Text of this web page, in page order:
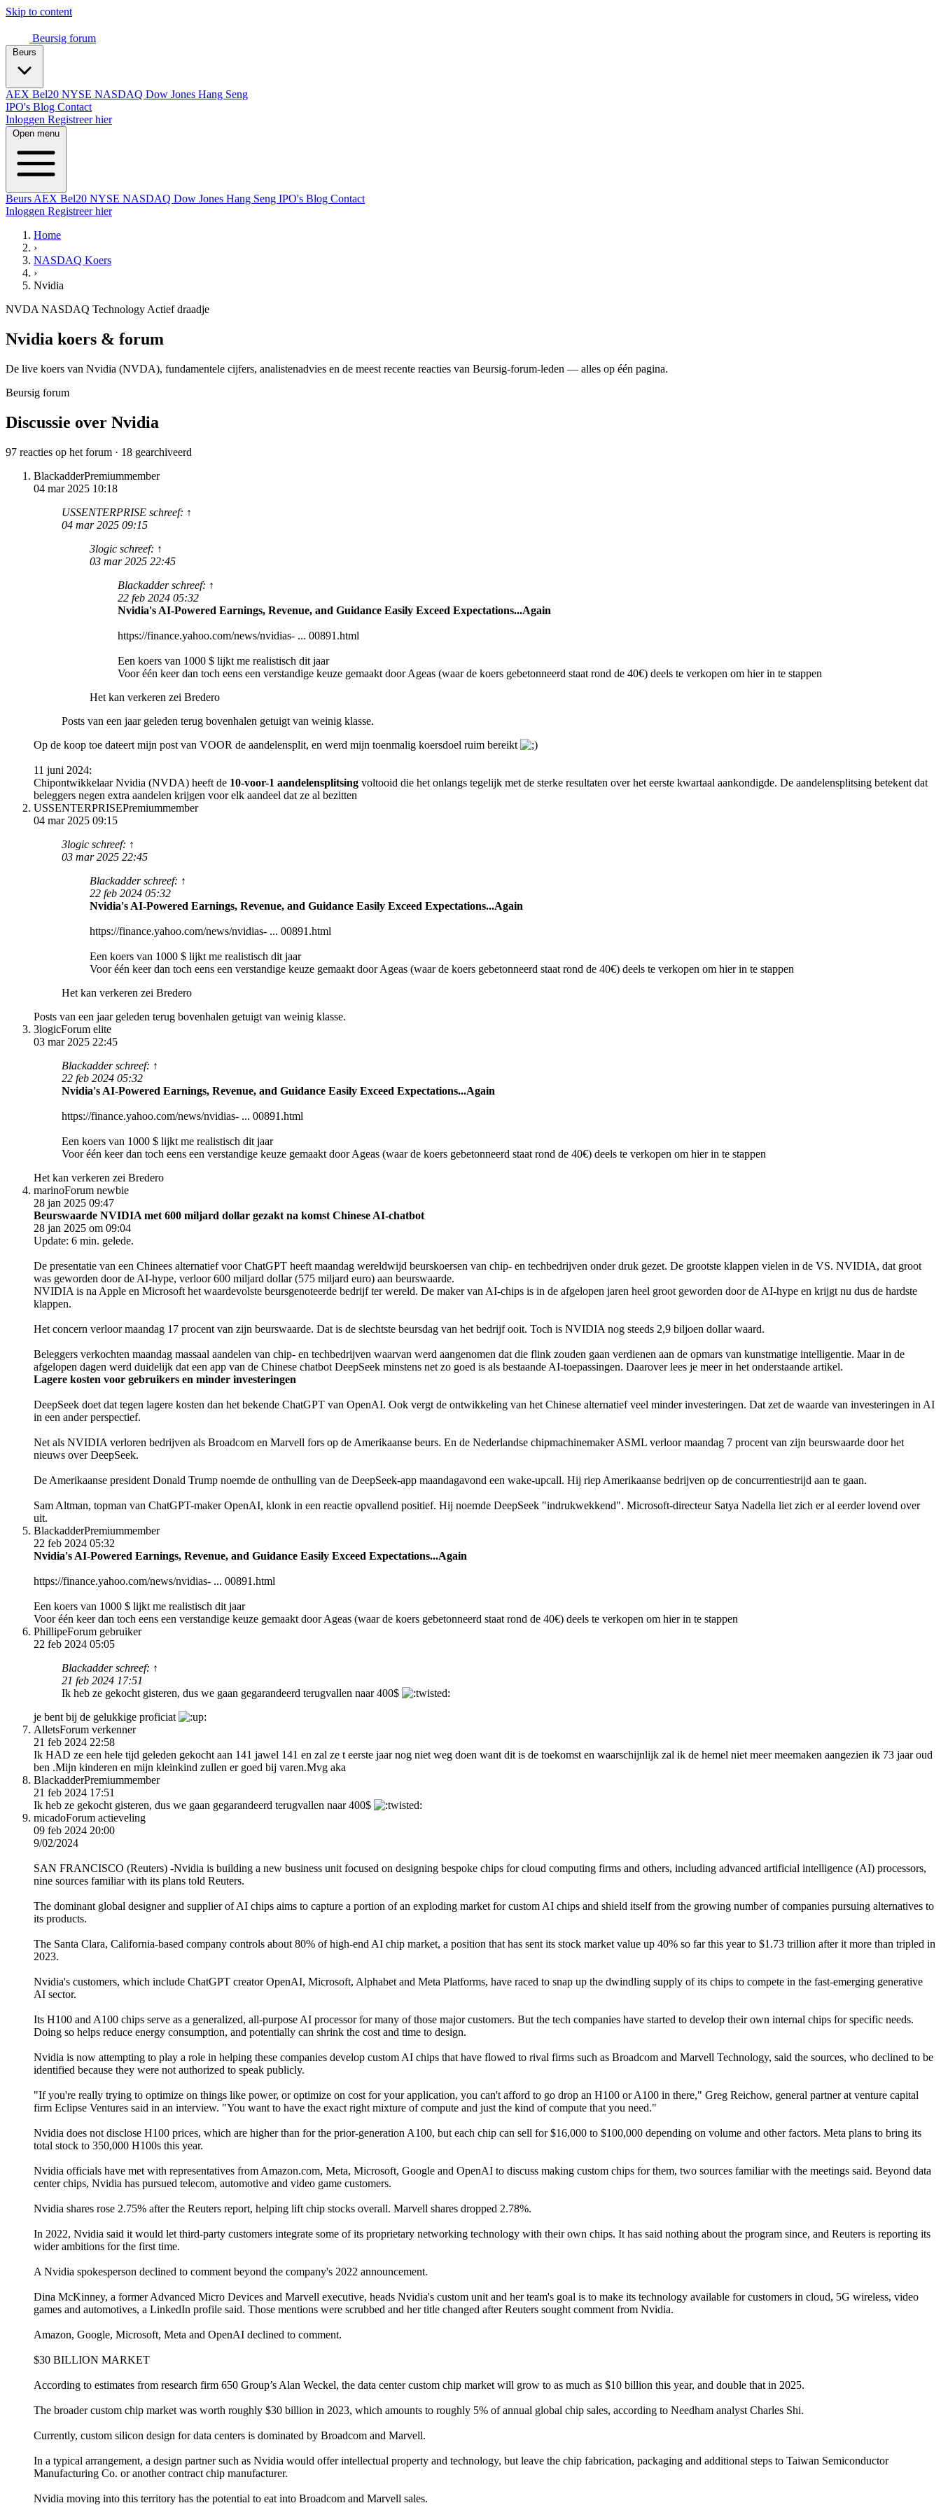
Skip to content
Beursig forum
AEX Bel20 NYSE NASDAQ Dow Jones Hang Seng
IPO's Blog Contact
Inloggen Registreer hier
Open menu
Beurs AEX Bel20 NYSE NASDAQ Dow Jones Hang Seng IPO's Blog Contact
Inloggen Registreer hier
Home
›
NASDAQ Koers
›
Nvidia
NVDA NASDAQ Technology Actief draadje
Nvidia koers & forum
De live koers van Nvidia (NVDA), fundamentele cijfers, analisten­advies en de meest recente reacties van Beursig-forum-leden — alles op één pagina.
Beursig forum
Discussie over Nvidia
97 reacties op het forum · 18 gearchiveerd
BlackadderPremiummember
04 mar 2025 10:18
USSENTERPRISE schreef: ↑
04 mar 2025 09:15
3logic schreef: ↑
03 mar 2025 22:45
Blackadder schreef: ↑
22 feb 2024 05:32
Nvidia's AI-Powered Earnings, Revenue, and Guidance Easily Exceed Expectations...Again
https://finance.yahoo.com/news/nvidias- ... 00891.html
Een koers van 1000 $ lijkt me realistisch dit jaar
Voor één keer dan toch eens een verstandige keuze gemaakt door Ageas (waar de koers gebetonneerd staat rond de 40€) deels te verkopen om hier in te stappen
Het kan verkeren zei Bredero
Posts van een jaar geleden terug bovenhalen getuigt van weinig klasse.
Op de koop toe dateert mijn post van VOOR de aandelensplit, en werd mijn toenmalig koersdoel ruim bereikt
11 juni 2024:
Chipontwikkelaar Nvidia (NVDA) heeft de 10-voor-1 aandelensplitsing voltooid die het onlangs tegelijk met de sterke resultaten over het eerste kwartaal aankondigde. De aandelensplitsing betekent dat
beleggers negen extra aandelen krijgen voor elk aandeel dat ze al bezitten
USSENTERPRISEPremiummember
04 mar 2025 09:15
3logic schreef: ↑
03 mar 2025 22:45
Blackadder schreef: ↑
22 feb 2024 05:32
Nvidia's AI-Powered Earnings, Revenue, and Guidance Easily Exceed Expectations...Again
https://finance.yahoo.com/news/nvidias- ... 00891.html
Een koers van 1000 $ lijkt me realistisch dit jaar
Voor één keer dan toch eens een verstandige keuze gemaakt door Ageas (waar de koers gebetonneerd staat rond de 40€) deels te verkopen om hier in te stappen
Het kan verkeren zei Bredero
Posts van een jaar geleden terug bovenhalen getuigt van weinig klasse.
3logicForum elite
03 mar 2025 22:45
Blackadder schreef: ↑
22 feb 2024 05:32
Nvidia's AI-Powered Earnings, Revenue, and Guidance Easily Exceed Expectations...Again
https://finance.yahoo.com/news/nvidias- ... 00891.html
Een koers van 1000 $ lijkt me realistisch dit jaar
Voor één keer dan toch eens een verstandige keuze gemaakt door Ageas (waar de koers gebetonneerd staat rond de 40€) deels te verkopen om hier in te stappen
Het kan verkeren zei Bredero
marinoForum newbie
28 jan 2025 09:47
Beurswaarde NVIDIA met 600 miljard dollar gezakt na komst Chinese AI-chatbot
28 jan 2025 om 09:04
Update: 6 min. gelede.
De presentatie van een Chinees alternatief voor ChatGPT heeft maandag wereldwijd beurskoersen van chip- en techbedrijven onder druk gezet. De grootste klappen vielen in de VS. NVIDIA, dat groot
was geworden door de AI-hype, verloor 600 miljard dollar (575 miljard euro) aan beurswaarde.
NVIDIA is na Apple en Microsoft het waardevolste beursgenoteerde bedrijf ter wereld. De maker van AI-chips is in de afgelopen jaren heel groot geworden door de AI-hype en krijgt nu dus de hardste
klappen.
Het concern verloor maandag 17 procent van zijn beurswaarde. Dat is de slechtste beursdag van het bedrijf ooit. Toch is NVIDIA nog steeds 2,9 biljoen dollar waard.
Beleggers verkochten maandag massaal aandelen van chip- en techbedrijven waarvan werd aangenomen dat die flink zouden gaan verdienen aan de opmars van kunstmatige intelligentie. Maar in de
afgelopen dagen werd duidelijk dat een app van de Chinese chatbot DeepSeek minstens net zo goed is als bestaande AI-toepassingen. Daarover lees je meer in het onderstaande artikel.
Lagere kosten voor gebruikers en minder investeringen
DeepSeek doet dat tegen lagere kosten dan het bekende ChatGPT van OpenAI. Ook vergt de ontwikkeling van het Chinese alternatief veel minder investeringen. Dat zet de waarde van investeringen in AI
in een ander perspectief.
Net als NVIDIA verloren bedrijven als Broadcom en Marvell fors op de Amerikaanse beurs. En de Nederlandse chipmachinemaker ASML verloor maandag 7 procent van zijn beurswaarde door het
nieuws over DeepSeek.
De Amerikaanse president Donald Trump noemde de onthulling van de DeepSeek-app maandagavond een wake-upcall. Hij riep Amerikaanse bedrijven op de concurrentiestrijd aan te gaan.
Sam Altman, topman van ChatGPT-maker OpenAI, klonk in een reactie opvallend positief. Hij noemde DeepSeek "indrukwekkend". Microsoft-directeur Satya Nadella liet zich er al eerder lovend over
uit.
BlackadderPremiummember
22 feb 2024 05:32
Nvidia's AI-Powered Earnings, Revenue, and Guidance Easily Exceed Expectations...Again
https://finance.yahoo.com/news/nvidias- ... 00891.html
Een koers van 1000 $ lijkt me realistisch dit jaar
Voor één keer dan toch eens een verstandige keuze gemaakt door Ageas (waar de koers gebetonneerd staat rond de 40€) deels te verkopen om hier in te stappen
PhillipeForum gebruiker
22 feb 2024 05:05
Blackadder schreef: ↑
21 feb 2024 17:51
Ik heb ze gekocht gisteren, dus we gaan gegarandeerd terugvallen naar 400$
je bent bij de gelukkige proficiat
AlletsForum verkenner
21 feb 2024 22:58
Ik HAD ze een hele tijd geleden gekocht aan 141 jawel 141 en zal ze t eerste jaar nog niet weg doen want dit is de toekomst en waarschijnlijk zal ik de hemel niet meer meemaken aangezien ik 73 jaar oud
ben .Mijn kinderen en mijn kleinkind zullen er goed bij varen.Mvg aka
BlackadderPremiummember
21 feb 2024 17:51
Ik heb ze gekocht gisteren, dus we gaan gegarandeerd terugvallen naar 400$
micadoForum actieveling
09 feb 2024 20:00
9/02/2024
SAN FRANCISCO (Reuters) -Nvidia is building a new business unit focused on designing bespoke chips for cloud computing firms and others, including advanced artificial intelligence (AI) processors,
nine sources familiar with its plans told Reuters.
The dominant global designer and supplier of AI chips aims to capture a portion of an exploding market for custom AI chips and shield itself from the growing number of companies pursuing alternatives to
its products.
The Santa Clara, California-based company controls about 80% of high-end AI chip market, a position that has sent its stock market value up 40% so far this year to $1.73 trillion after it more than tripled in
2023.
Nvidia's customers, which include ChatGPT creator OpenAI, Microsoft, Alphabet and Meta Platforms, have raced to snap up the dwindling supply of its chips to compete in the fast-emerging generative
AI sector.
Its H100 and A100 chips serve as a generalized, all-purpose AI processor for many of those major customers. But the tech companies have started to develop their own internal chips for specific needs.
Doing so helps reduce energy consumption, and potentially can shrink the cost and time to design.
Nvidia is now attempting to play a role in helping these companies develop custom AI chips that have flowed to rival firms such as Broadcom and Marvell Technology, said the sources, who declined to be
identified because they were not authorized to speak publicly.
"If you're really trying to optimize on things like power, or optimize on cost for your application, you can't afford to go drop an H100 or A100 in there," Greg Reichow, general partner at venture capital
firm Eclipse Ventures said in an interview. "You want to have the exact right mixture of compute and just the kind of compute that you need."
Nvidia does not disclose H100 prices, which are higher than for the prior-generation A100, but each chip can sell for $16,000 to $100,000 depending on volume and other factors. Meta plans to bring its
total stock to 350,000 H100s this year.
Nvidia officials have met with representatives from Amazon.com, Meta, Microsoft, Google and OpenAI to discuss making custom chips for them, two sources familiar with the meetings said. Beyond data
center chips, Nvidia has pursued telecom, automotive and video game customers.
Nvidia shares rose 2.75% after the Reuters report, helping lift chip stocks overall. Marvell shares dropped 2.78%.
In 2022, Nvidia said it would let third-party customers integrate some of its proprietary networking technology with their own chips. It has said nothing about the program since, and Reuters is reporting its
wider ambitions for the first time.
A Nvidia spokesperson declined to comment beyond the company's 2022 announcement.
Dina McKinney, a former Advanced Micro Devices and Marvell executive, heads Nvidia's custom unit and her team's goal is to make its technology available for customers in cloud, 5G wireless, video
games and automotives, a LinkedIn profile said. Those mentions were scrubbed and her title changed after Reuters sought comment from Nvidia.
Amazon, Google, Microsoft, Meta and OpenAI declined to comment.
$30 BILLION MARKET
According to estimates from research firm 650 Group’s Alan Weckel, the data center custom chip market will grow to as much as $10 billion this year, and double that in 2025.
The broader custom chip market was worth roughly $30 billion in 2023, which amounts to roughly 5% of annual global chip sales, according to Needham analyst Charles Shi.
Currently, custom silicon design for data centers is dominated by Broadcom and Marvell.
In a typical arrangement, a design partner such as Nvidia would offer intellectual property and technology, but leave the chip fabrication, packaging and additional steps to Taiwan Semiconductor
Manufacturing Co. or another contract chip manufacturer.
Nvidia moving into this territory has the potential to eat into Broadcom and Marvell sales.